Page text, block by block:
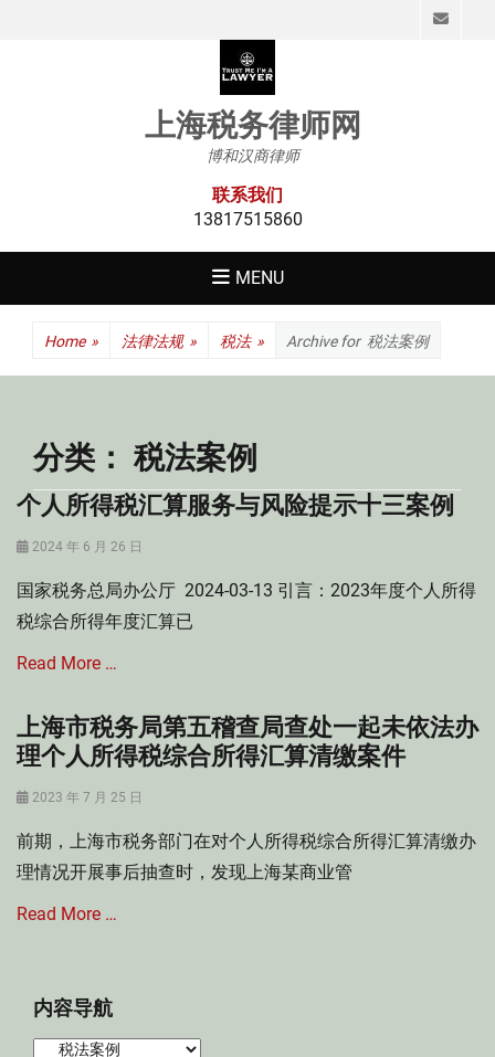
上海税务律师网
博和汉商律师
联系我们
13817515860
MENU
Home » 法律法规 » 税法 » Archive for 税法案例
分类： 税法案例
个人所得税汇算服务与风险提示十三案例
Posted
2024 年 6 月 26 日
国家税务总局办公厅 2024-03-13 引言：2023年度个人所得
税综合所得年度汇算已
Read More …
Categories
税
法
案
Tags
税
案
上海市税务局第五稽查局查处一起未依法办
理个人所得税综合所得汇算清缴案件
Posted
2023 年 7 月 25 日
前期，上海市税务部门在对个人所得税综合所得汇算清缴办
理情况开展事后抽查时，发现上海某商业管
Read More …
内容导航